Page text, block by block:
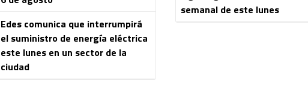
Edes comunica que interrumpirá
el suministro de energía eléctrica
este lunes en un sector de la
ciudad
semanal de este lunes